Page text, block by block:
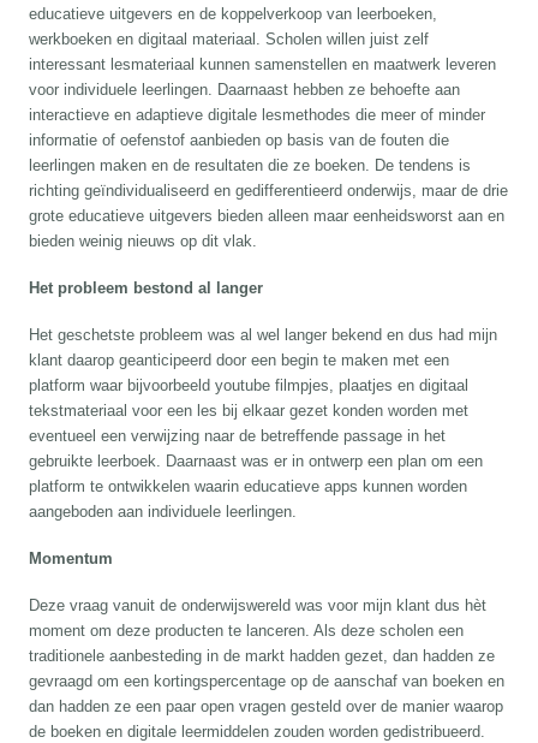
educatieve uitgevers en de koppelverkoop van leerboeken,
werkboeken en digitaal materiaal. Scholen willen juist zelf
interessant lesmateriaal kunnen samenstellen en maatwerk leveren
voor individuele leerlingen. Daarnaast hebben ze behoefte aan
interactieve en adaptieve digitale lesmethodes die meer of minder
informatie of oefenstof aanbieden op basis van de fouten die
leerlingen maken en de resultaten die ze boeken. De tendens is
richting geïndividualiseerd en gedifferentieerd onderwijs, maar de drie
grote educatieve uitgevers bieden alleen maar eenheidsworst aan en
bieden weinig nieuws op dit vlak.
Het probleem bestond al langer
Het geschetste probleem was al wel langer bekend en dus had mijn
klant daarop geanticipeerd door een begin te maken met een
platform waar bijvoorbeeld youtube filmpjes, plaatjes en digitaal
tekstmateriaal voor een les bij elkaar gezet konden worden met
eventueel een verwijzing naar de betreffende passage in het
gebruikte leerboek. Daarnaast was er in ontwerp een plan om een
platform te ontwikkelen waarin educatieve apps kunnen worden
aangeboden aan individuele leerlingen.
Momentum
Deze vraag vanuit de onderwijswereld was voor mijn klant dus hèt
moment om deze producten te lanceren. Als deze scholen een
traditionele aanbesteding in de markt hadden gezet, dan hadden ze
gevraagd om een kortingspercentage op de aanschaf van boeken en
dan hadden ze een paar open vragen gesteld over de manier waarop
de boeken en digitale leermiddelen zouden worden gedistribueerd.